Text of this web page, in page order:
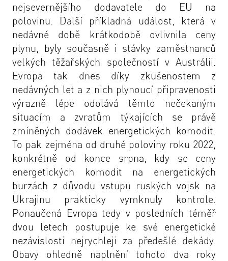
nejsevernějšího dodavatele do EU na
polovinu. Další příkladná událost, která v
nedávné době krátkodobě ovlivnila ceny
plynu, byly současně i stávky zaměstnanců
velkých těžařských společností v Austrálii.
Evropa tak dnes díky zkušenostem z
nedávných let a z nich plynoucí připravenosti
výrazně lépe odolává těmto nečekaným
situacím a zvratům týkajících se právě
zmíněných dodávek energetických komodit.
To pak zejména od druhé poloviny roku 2022,
konkrétně od konce srpna, kdy se ceny
energetických komodit na energetických
burzách z důvodu vstupu ruských vojsk na
Ukrajinu prakticky vymknuly kontrole.
Ponaučená Evropa tedy v posledních téměř
dvou letech postupuje ke své energetické
nezávislosti nejrychleji za předešlé dekády.
Obavy ohledně naplnění tohoto dva roky